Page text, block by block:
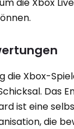
die Xbox-
Das
ist eine
die